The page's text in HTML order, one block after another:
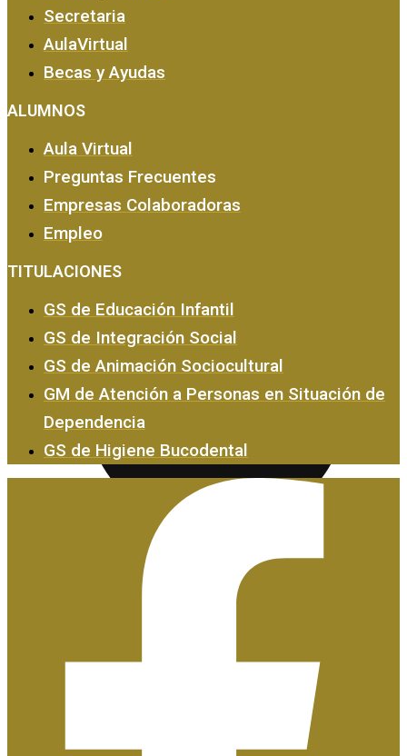
Certificados de Profesionalidad
Secretaria
AulaVirtual
Becas y Ayudas
ALUMNOS
Aula Virtual
Preguntas Frecuentes
Empresas Colaboradoras
Empleo
TITULACIONES
GS de Educación Infantil
GS de Integración Social
GS de Animación Sociocultural
GM de Atención a Personas en Situación de
Dependencia
GS de Higiene Bucodental